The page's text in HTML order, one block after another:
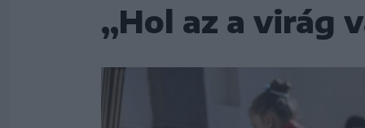
„Hol az a virág